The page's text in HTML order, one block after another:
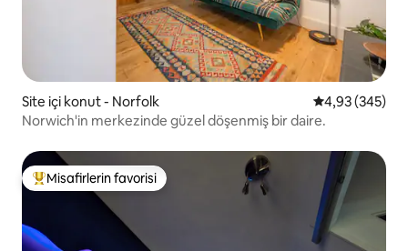
Site içi konut - Norfolk 5 üzerinden
4,93 (345)
Norwich'in merkezinde güzel döşenmiş bir daire.
Misafirlerin favorilerinden en beğenilenler arasında
Misafirlerin favorisi